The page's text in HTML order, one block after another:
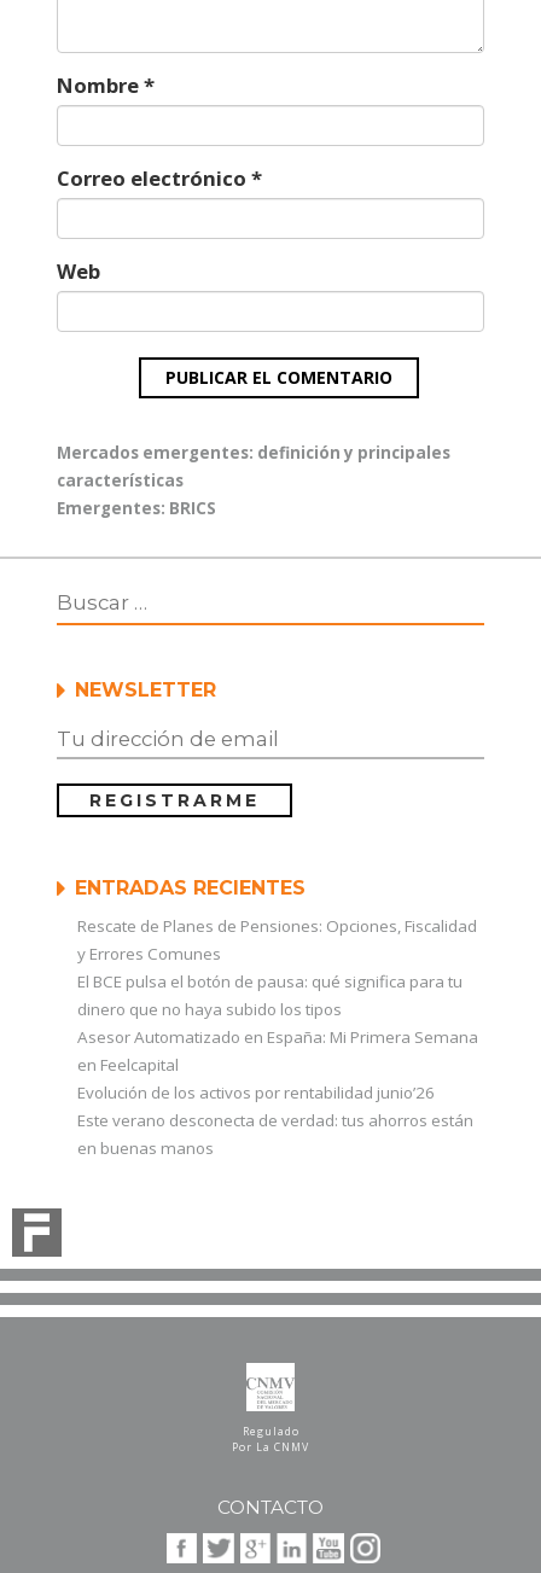
Nombre*
Correo electrónico *
Web
Navegación
de
entradas
Entrada
anterior:
Mercados emergentes: definición y principales
características
Entrada
Emergentes: BRICS
NEWSLETTER
ENTRADAS RECIENTES
Rescate de Planes de Pensiones: Opciones, Fiscalidad
y Errores Comunes
El BCE pulsa el botón de pausa: qué significa para tu
dinero que no haya subido los tipos
Asesor Automatizado en España: Mi Primera Semana
en Feelcapital
Evolución de los activos por rentabilidad junio’26
Este verano desconecta de verdad: tus ahorros están
en buenas manos
Regulado
Por La CNMV
CONTACTO